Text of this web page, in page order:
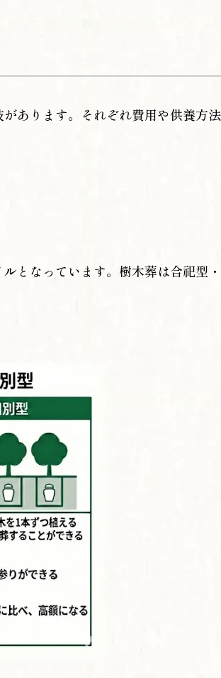
あります。それぞれ費用や供養方
ルとなっています。樹木葬は合祀型